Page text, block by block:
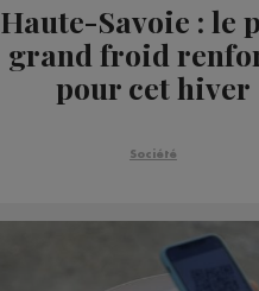
Haute-Savoie : le
grand froid
pour cet hiver
Société